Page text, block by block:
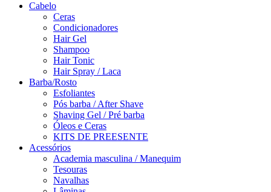
Cabelo
Ceras
Condicionadores
Hair Gel
Shampoo
Hair Tonic
Hair Spray / Laca
Barba/Rosto
Esfoliantes
Pós barba / After Shave
Shaving Gel / Pré barba
Óleos e Ceras
KITS DE PREESENTE
Acessórios
Academia masculina / Manequim
Tesouras
Navalhas